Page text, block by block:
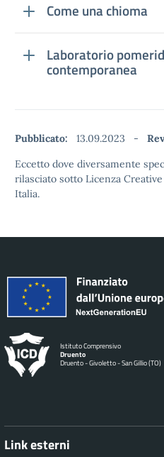
Come una chioma
Laboratorio
contemporanea
Pubblicato: 13.09.2023 -
Eccetto dove diversamente
rilasciato sotto Licenza
Italia.
Istituto Comprensivo
Druento
Druento - Givoletto - San Gillio (TO)
Link esterni